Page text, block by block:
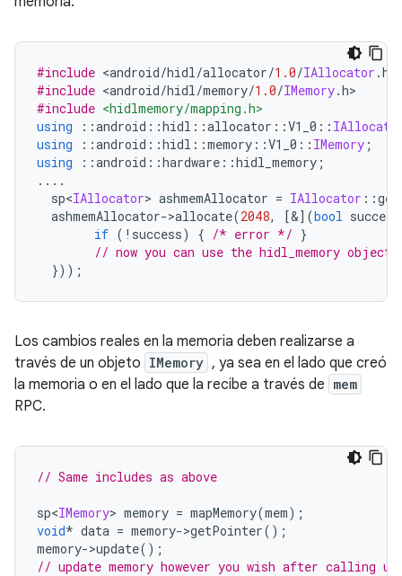
#include <android/hidl/allocator/1.0/IAllocator .h
#include <android/hidl/memory/1.0/IMemory.h>
#include <hidlmemory/mapping.h>
using
::android ::hidl ::allocator ::V1_0 ::
using
::android ::hidl ::memory ::V1_0 :: IMemory ;
using
::android ::hardware ::hidl_memory ;
....
sp<IAllocator> ashmemAllocator = IAllocator ::
ashmemAllocator->allocate(2048, [&](bool success
if (! success) { /* error */ }
// now you can use the hidl_memory
}));
Los cambios reales en la memoria deben realizarse a
través de un objeto IMemory , ya sea en el lado que creó
la memoria o en el lado que la recibe a través de mem
RPC.
// Same includes as above
sp<IMemory> memory = mapMemory(mem);
void* data = memory->getPointer();
memory->update();
// update memory however you wish after calling